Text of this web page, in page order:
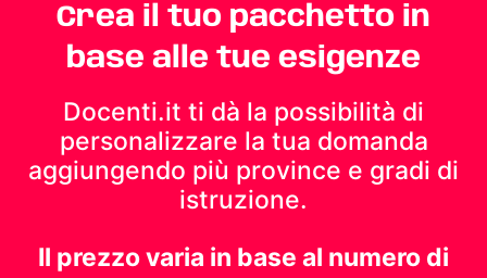
Crea il tuo pacchetto in
base alle tue esigenze
Docenti.it ti dà la possibilità di
personalizzare la tua domanda
aggiungendo più province e gradi di
istruzione.
Il prezzo varia in base al numero di